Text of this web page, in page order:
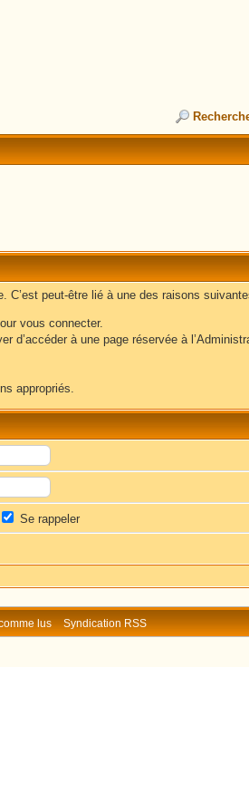
C’est peut-être lié à une des raisons
vous connecter.
d’accéder à une page réservée à
appropriés.
Se rappeler
lus Syndication RSS